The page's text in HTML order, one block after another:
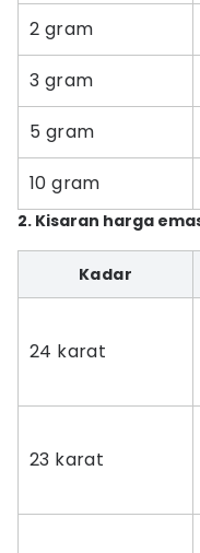
2 gram
3 gram
5 gram
10 gram
2. Kisaran harga
Kadar
24 karat
23 karat